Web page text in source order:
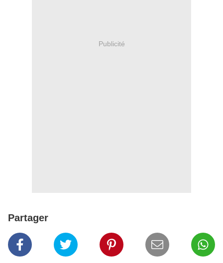
Publicité
Partager